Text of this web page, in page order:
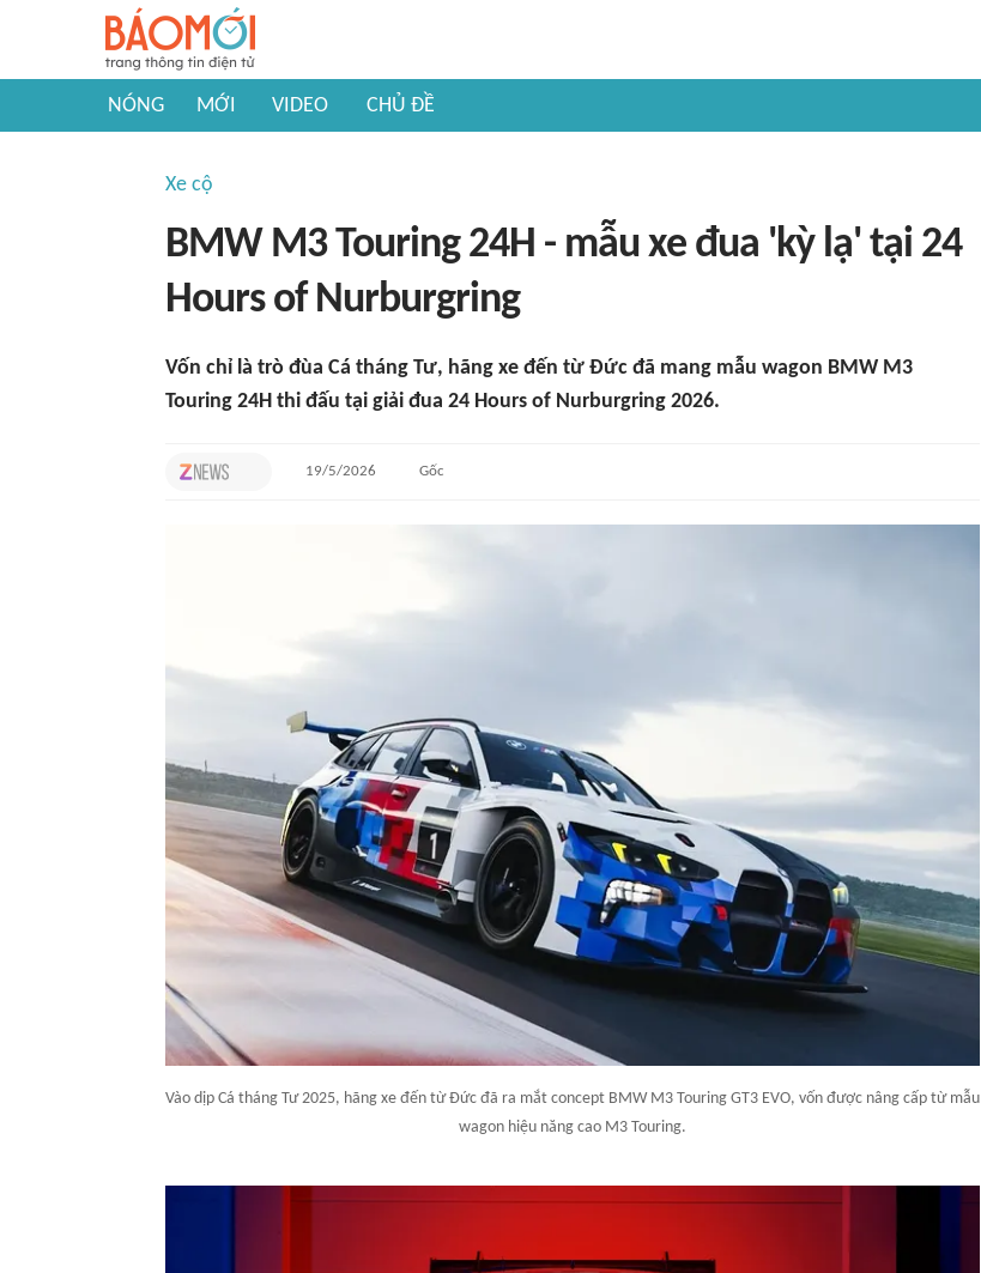
NÓNG MỚI VIDEO CHỦ ĐỀ
Xe cộ
BMW M3 Touring 24H - mẫu xe đua 'kỳ lạ' tại 24
Hours of Nurburgring
Vốn chỉ là trò đùa Cá tháng Tư, hãng xe đến từ Đức đã mang mẫu wagon BMW M3
Touring 24H thi đấu tại giải đua 24 Hours of Nurburgring 2026.
19/5/2026 Gốc
Vào dịp Cá tháng Tư 2025, hãng xe đến từ Đức đã ra mắt concept BMW M3 Touring GT3 EVO, vốn được nâng cấp từ mẫu
wagon hiệu năng cao M3 Touring.